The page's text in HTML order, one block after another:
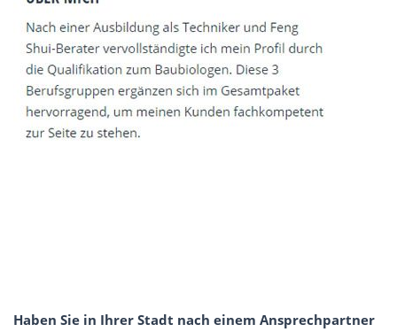
Haben Sie in Ihrer Stadt nach einem Ansprechpartner